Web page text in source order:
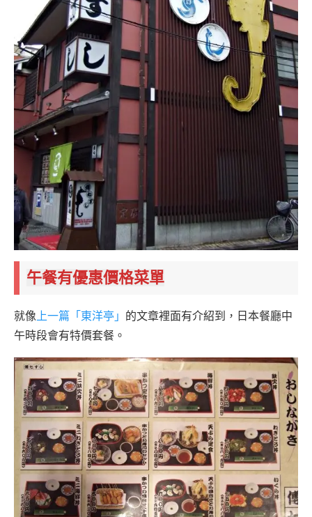
午餐有優惠價格菜單
就像 上一篇「東洋亭」 的文章裡面有介紹到，日本餐廳中
午時段會有特價套餐。